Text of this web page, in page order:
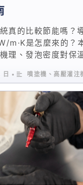
真的比較節能嗎？
是怎麼來的？
理、發泡密度對保
• 噴塗機、高壓灌注